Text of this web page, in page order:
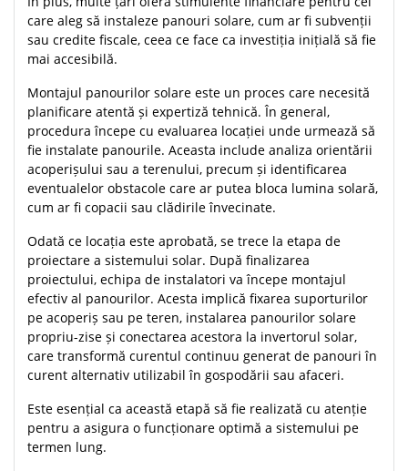
care aleg să instaleze panouri solare, cum ar fi subvenții
sau credite fiscale, ceea ce face ca investiția inițială să fie
mai accesibilă.
Montajul panourilor solare este un proces care necesită
planificare atentă și expertiză tehnică. În general,
procedura începe cu evaluarea locației unde urmează să
fie instalate panourile. Aceasta include analiza orientării
acoperișului sau a terenului, precum și identificarea
eventualelor obstacole care ar putea bloca lumina solară,
cum ar fi copacii sau clădirile învecinate.
Odată ce locația este aprobată, se trece la etapa de
proiectare a sistemului solar. După finalizarea
proiectului, echipa de instalatori va începe montajul
efectiv al panourilor. Acesta implică fixarea suporturilor
pe acoperiș sau pe teren, instalarea panourilor solare
propriu-zise și conectarea acestora la invertorul solar,
care transformă curentul continuu generat de panouri în
curent alternativ utilizabil în gospodării sau afaceri.
Este esențial ca această etapă să fie realizată cu atenție
pentru a asigura o funcționare optimă a sistemului pe
termen lung.